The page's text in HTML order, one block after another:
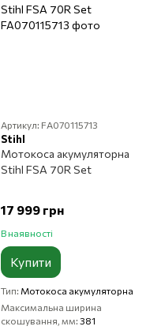
Артикул: FA070115713
Stihl
Мотокоса акумуляторна
Stihl FSA 70R Set
17 999 грн
В наявності
Купити
Тип Мотокоса акумуляторна
Максимальна ширина
скошування, мм 381